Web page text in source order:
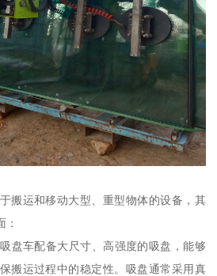
搬运和移动大型、重型物体的设备，其
盘车配备大尺寸、高强度的吸盘，能够
搬运过程中的稳定性。吸盘通常采用真